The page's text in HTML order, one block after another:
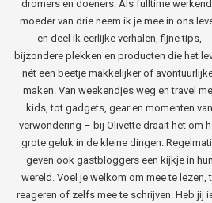
dromers en doeners. Als fulltime
moeder van drie neem ik je mee in ons
en deel ik eerlijke verhalen, fijne tips,
bijzondere plekken en producten die het
nét een beetje makkelijker of
maken. Van weekendjes weg en travel
kids, tot gadgets, gear en momenten van
verwondering – bij Olivette draait het om
grote geluk in de kleine dingen.
geven ook gastbloggers een kijkje in hun
wereld. Voel je welkom om mee te lezen,
reageren of zelfs mee te schrijven. Heb jij